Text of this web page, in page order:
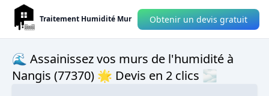
Traitement Humidité Mur Obtenir un devis gratuit
🌊 Assainissez vos murs de l'humidité à
Nangis (77370) 🌟 Devis en 2 clics 🌫